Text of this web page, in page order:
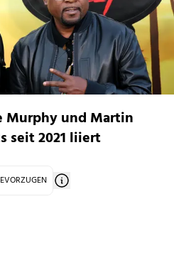
Murphy und Martin
seit 2021 liiert